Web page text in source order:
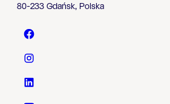
80-233 Gdańsk, Polska
Politechnika Gdańska - Facebook
Politechnika Gdańska - Instagram
Politechnika Gdańska - LinkedIn